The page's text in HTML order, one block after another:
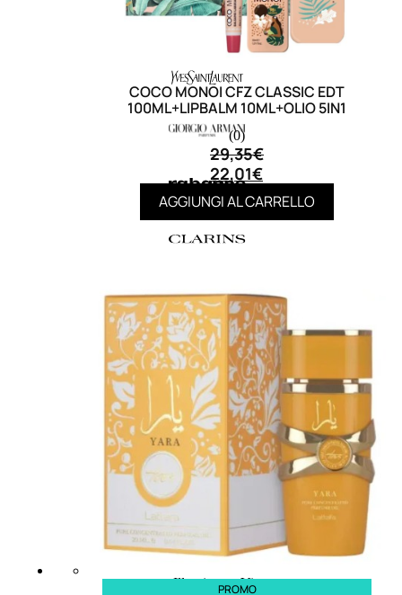
MAKE UP
Base/ Primer Occhi
Base/ Primer Viso
Palette E Cofanetti Occhi
Palette E Cofanetti Viso
Palette E Cofanetti Labbra
Cipria
Fard/Blush
Illuminante Viso
COCO MONOI CFZ CLASSIC EDT
100ML+LIPBALM 10ML+OLIO 5IN1
(0)
29,35€
22,01€
AGGIUNGI AL CARRELLO
PROMO